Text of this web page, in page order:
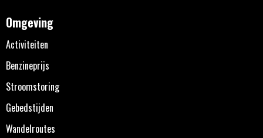
Omgeving
Activiteiten
Benzineprijs
Stroomstoring
Gebedstijden
Wandelroutes